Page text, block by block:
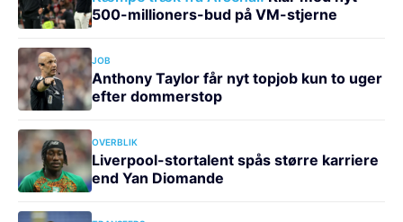
500-millioners-bud på VM-stjerne
JOB
Anthony Taylor får nyt topjob kun to uger
efter dommerstop
OVERBLIK
Liverpool-stortalent spås større karriere
end Yan Diomande